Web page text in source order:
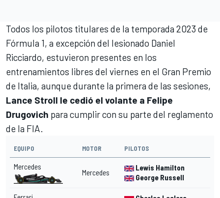
Todos los pilotos titulares de la temporada 2023 de
Fórmula 1, a excepción del lesionado Daniel
Ricciardo, estuvieron presentes en los
entrenamientos libres del viernes en el Gran Premio
de Italia, aunque durante la primera de las sesiones,
Lance Stroll le cedió el volante a Felipe
Drugovich para cumplir con su parte del reglamento
de la FIA.
EQUIPO MOTOR PILOTOS
Mercedes
Mercedes
Lewis Hamilton
George Russell